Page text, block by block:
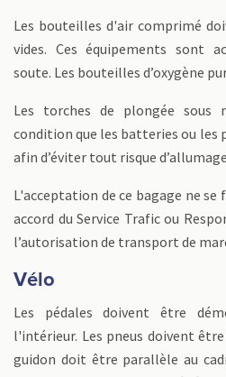
Les bouteilles d'air comprimé
vides. Ces équipements sont
soute. Les bouteilles d’oxygène
Les torches de plongée sous
condition que les batteries ou les
afin d’éviter tout risque
L'acceptation de ce bagage ne
accord du Service Trafic ou
l’autorisation de transport de
Vélo
Les pédales doivent être
l'intérieur. Les pneus doivent
guidon doit être parallèle au